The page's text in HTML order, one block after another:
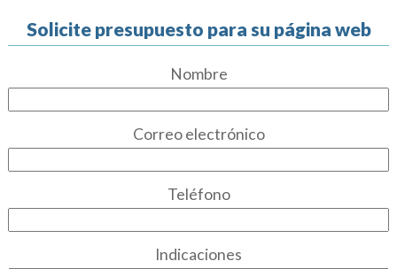
Solicite presupuesto para su página web
Nombre
Correo electrónico
Teléfono
Indicaciones